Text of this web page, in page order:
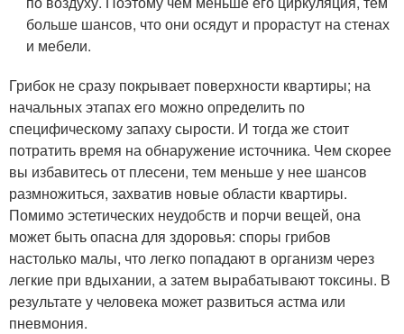
больше шансов, что они осядут и прорастут на стенах
и мебели.
Грибок не сразу покрывает поверхности квартиры; на
начальных этапах его можно определить по
специфическому запаху сырости. И тогда же стоит
потратить время на обнаружение источника. Чем скорее
вы избавитесь от плесени, тем меньше у нее шансов
размножиться, захватив новые области квартиры.
Помимо эстетических неудобств и порчи вещей, она
может быть опасна для здоровья: споры грибов
настолько малы, что легко попадают в организм через
легкие при вдыхании, а затем вырабатывают токсины. В
результате у человека может развиться астма или
пневмония.